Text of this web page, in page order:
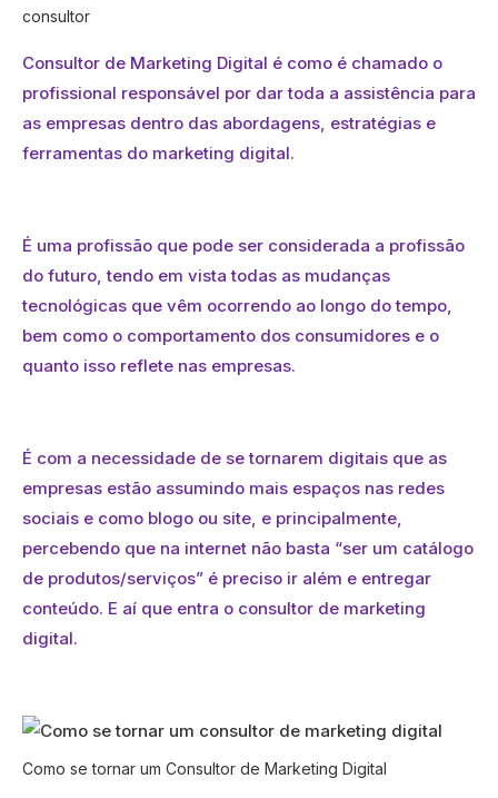
consultor
Consultor de Marketing Digital é como é chamado o
profissional responsável por dar toda a assistência para
as empresas dentro das abordagens, estratégias e
ferramentas do marketing digital.
É uma profissão que pode ser considerada a profissão
do futuro, tendo em vista todas as mudanças
tecnológicas que vêm ocorrendo ao longo do tempo,
bem como o comportamento dos consumidores e o
quanto isso reflete nas empresas.
É com a necessidade de se tornarem digitais que as
empresas estão assumindo mais espaços nas redes
sociais e como blogo ou site, e principalmente,
percebendo que na internet não basta “ser um catálogo
de produtos/serviços” é preciso ir além e entregar
conteúdo. E aí que entra o consultor de marketing
digital.
Como se tornar um Consultor de Marketing Digital